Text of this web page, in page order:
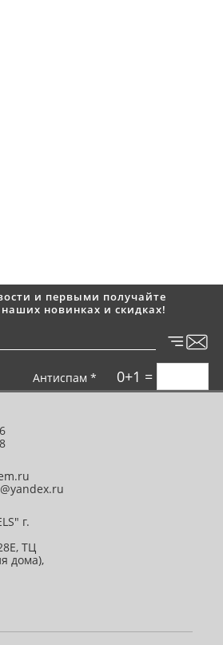
и первыми получайте
новинках и скидках!
Антиспам * 0+1 =
г.
ТЦ
дома),